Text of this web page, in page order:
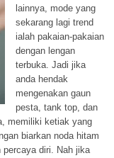
lainnya, mode yang
sekarang lagi trend
ialah pakaian-pakaian
dengan lengan
terbuka. Jadi jika
anda hendak
mengenakan gaun
pesta, tank top, dan
memiliki ketiak yang
biarkan noda hitam
percaya diri. Nah jika